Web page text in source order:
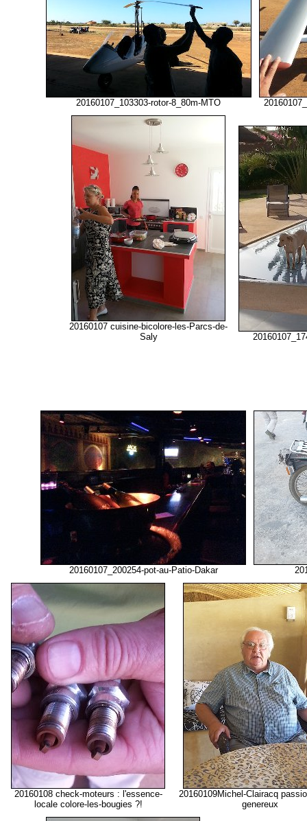
20160107_103303-rotor-8_80m-MTO
20160107 cuisine-bicolore-les-Parcs-de-
Saly
20160107_200254-pot-au-Patio-Dakar
20160108 check-moteurs : l'essence-
locale colore-les-bougies ?!
20160109Michel-Clairacq
genereux